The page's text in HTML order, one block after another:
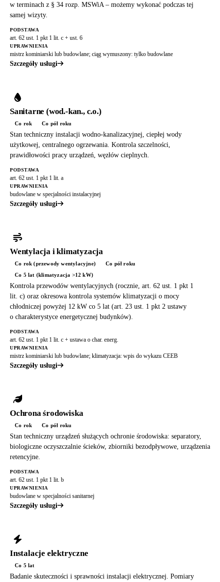
w terminach z § 34 rozp. MSWiA – możemy wykonać podczas tej
samej wizyty.
PODSTAWA
art. 62 ust. 1 pkt 1 lit. c + ust. 6
UPRAWNIENIA
mistrz kominiarski lub budowlane; ciąg wymuszony: tylko budowlane
Szczegóły usługi
Sanitarne (wod.-kan., c.o.)
Co rok Co pół roku
Stan techniczny instalacji wodno-kanalizacyjnej, ciepłej wody
użytkowej, centralnego ogrzewania. Kontrola szczelności,
prawidłowości pracy urządzeń, węzłów cieplnych.
PODSTAWA
art. 62 ust. 1 pkt 1 lit. a
UPRAWNIENIA
budowlane w specjalności instalacyjnej
Szczegóły usługi
Wentylacja i klimatyzacja
Co rok (przewody wentylacyjne)
Co pół roku
Co 5 lat (klimatyzacja >12 kW)
Kontrola przewodów wentylacyjnych (rocznie, art. 62 ust. 1 pkt 1
lit. c) oraz okresowa kontrola systemów klimatyzacji o mocy
chłodniczej powyżej 12 kW co 5 lat (art. 23 ust. 1 pkt 2 ustawy
o charakterystyce energetycznej budynków).
PODSTAWA
art. 62 ust. 1 pkt 1 lit. c + ustawa o char. energ.
UPRAWNIENIA
mistrz kominiarski lub budowlane; klimatyzacja: wpis do wykazu CEEB
Szczegóły usługi
Ochrona środowiska
Co rok Co pół roku
Stan techniczny urządzeń służących ochronie środowiska: separatory,
biologiczne oczyszczalnie ścieków, zbiorniki bezodpływowe, urządzenia
retencyjne.
PODSTAWA
art. 62 ust. 1 pkt 1 lit. b
UPRAWNIENIA
budowlane w specjalności sanitarnej
Szczegóły usługi
Instalacje elektryczne
Co 5 lat
Badanie skuteczności i sprawności instalacji elektrycznej. Pomiary